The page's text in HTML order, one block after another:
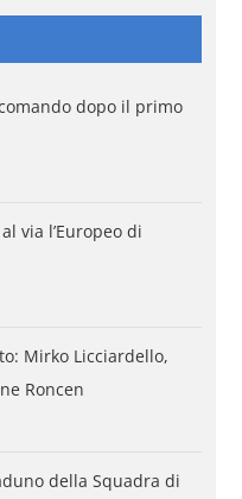
dopo il primo
via l’Europeo di
Mirko Licciardello,
Roncen
della Squadra di